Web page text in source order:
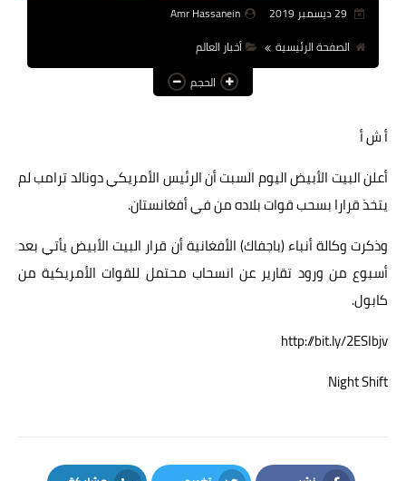
صحة
عالم المرأة
أخبار مصر
أخبار عربية
أخبار النجوم
أخبار العالم
Amr Hassanein
الصفحة الرئيسية
أخبار العالم
الحجم
أ ش أ
أعلن البيت الأبيض اليوم السبت أن الرئيس الأمريكي دونالد ترامب لم
يتخذ قرارا بسحب قوات بلاده من في أفغانستان.
وذكرت وكالة أنباء (باجفاك) الأفغانية أن قرار البيت الأبيض يأتي بعد
أسبوع من ورود تقارير عن انسحاب محتمل للقوات الأمريكية من
كابول.
http://bit.ly/2ESIbjv
Night Shift